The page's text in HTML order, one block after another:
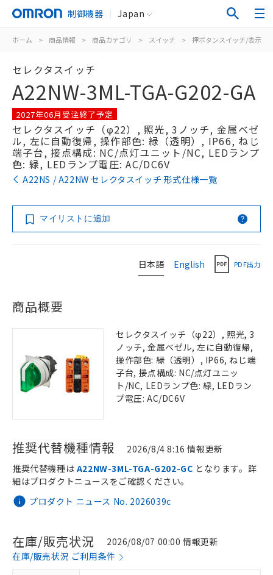
制御機器 Japan
ホーム > 商品情報 > 商品カテゴリ > スイッチ > 押ボタンスイッチ/表示灯
セレクタスイッチ
A22NW-3ML-TGA-G202-GA
2027年06月受注終了予定
セレクタスイッチ（φ22）, 照光, 3ノッチ, 金属ベゼ
ル, 左に自動復帰, 操作部色: 緑（透明）, IP66, ねじ
端子台, 接点構成: NC/点灯ユニット/NC, LEDランプ
色: 緑, LEDランプ電圧: AC/DC6V
A22NS / A22NW セレクタスイッチ 形式仕様一覧
マイリストに追加
日本語 English PDF出力
商品概要
セレクタスイッチ（φ22）, 照光, 3
ノッチ, 金属ベゼル, 左に自動復帰,
操作部色: 緑（透明）, IP66, ねじ端
子台, 接点構成: NC/点灯ユニッ
ト/NC, LEDランプ色: 緑, LEDラン
プ電圧: AC/DC6V
推奨代替機種情報 2026/8/4 8:16 情報更新
プロダクト ニュース No. 2026039c
推奨代替機種は A22NW-3ML-TGA-G202-GC となります。詳
細はプロダクトニュースをご確認ください。
在庫/販売状況
2026/08/07 00:00 情報更新
在庫/販売状況 ご利用条件